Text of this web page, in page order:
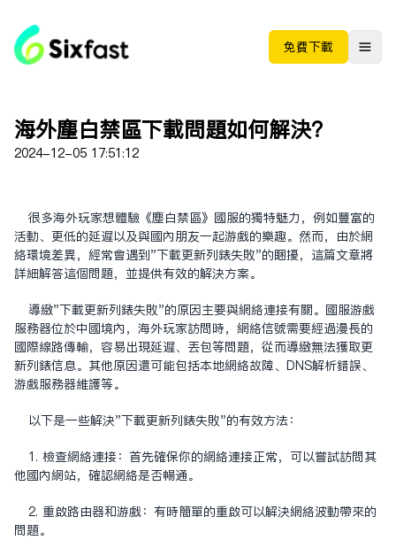
免费下载
海外尘白禁区下载问题如何解决？
2024-12-05 17:51:12
很多海外玩家想体验《尘白禁区》国服的独特魅力，例如丰富的
活动、更低的延迟以及与国内朋友一起游戏的乐趣。然而，由于网
络环境差异，经常会遇到"下载更新列表失败"的困扰，这篇文章将
详细解答这个问题，并提供有效的解决方案。
导致"下载更新列表失败"的原因主要与网络连接有关。国服游戏
服务器位于中国境内，海外玩家访问时，网络信号需要经过漫长的
国际线路传输，容易出现延迟、丢包等问题，从而导致无法获取更
新列表信息。其他原因还可能包括本地网络故障、DNS解析错误、
游戏服务器维护等。
以下是一些解决"下载更新列表失败"的有效方法：
1. 检查网络连接：首先确保你的网络连接正常，可以尝试访问其
他国内网站，确认网络是否畅通。
2. 重启路由器和游戏：有时简单的重启可以解决网络波动带来的
问题。